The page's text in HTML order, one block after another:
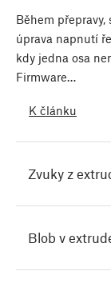
Během
úprava napnutí
kdy jedna osa
Firmware…
K článku
Zvuky z
Blob v